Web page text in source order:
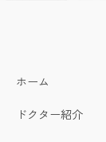
ホーム
ドクター紹介